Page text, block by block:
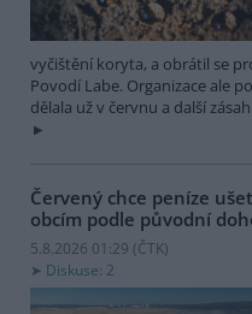
vyčištění koryta, a obrátil se
Povodí Labe. Organizace ale
dělala už v červnu a další
Červený chce peníze
obcím podle původní
5.8.2026 01:29 (ČTK)
Diskuse: 2